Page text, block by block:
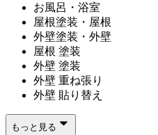
お風呂・浴室
屋根塗装・屋根
外壁塗装・外壁
屋根 塗装
外壁 塗装
外壁 重ね張り
外壁 貼り替え
もっと見る